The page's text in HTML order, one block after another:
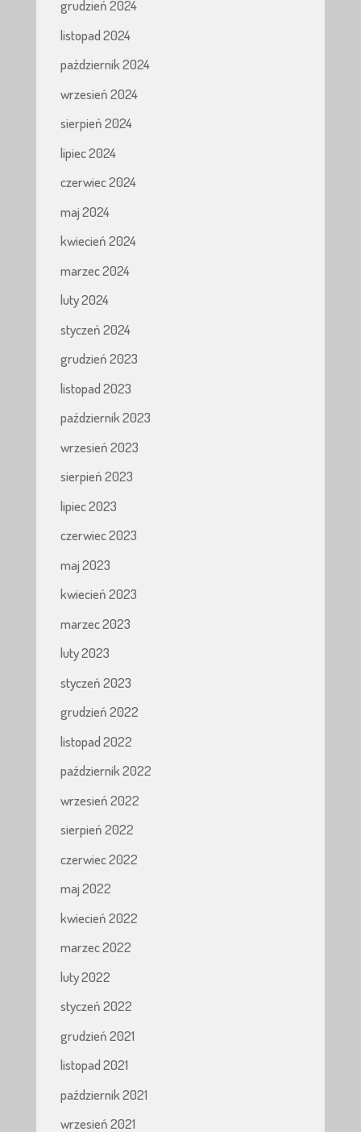
grudzień 2024
listopad 2024
październik 2024
wrzesień 2024
sierpień 2024
lipiec 2024
czerwiec 2024
maj 2024
kwiecień 2024
marzec 2024
luty 2024
styczeń 2024
grudzień 2023
listopad 2023
październik 2023
wrzesień 2023
sierpień 2023
lipiec 2023
czerwiec 2023
maj 2023
kwiecień 2023
marzec 2023
luty 2023
styczeń 2023
grudzień 2022
listopad 2022
październik 2022
wrzesień 2022
sierpień 2022
czerwiec 2022
maj 2022
kwiecień 2022
marzec 2022
luty 2022
styczeń 2022
grudzień 2021
listopad 2021
październik 2021
wrzesień 2021